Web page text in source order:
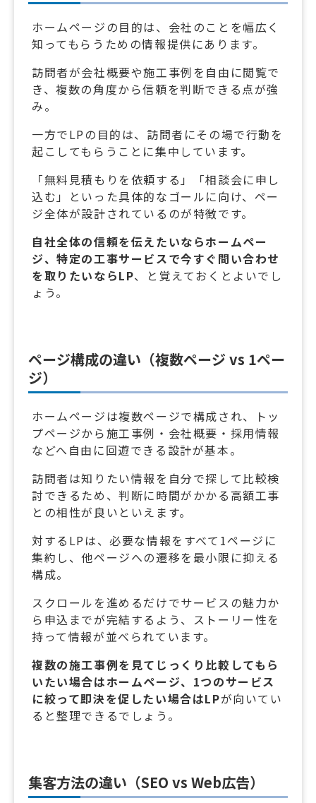
ホームページの目的は、会社のことを幅広く
知ってもらうための情報提供にあります。
訪問者が会社概要や施工事例を自由に閲覧で
き、複数の角度から信頼を判断できる点が強
み。
一方でLPの目的は、訪問者にその場で行動を
起こしてもらうことに集中しています。
「無料見積もりを依頼する」「相談会に申し
込む」といった具体的なゴールに向け、ペー
ジ全体が設計されているのが特徴です。
自社全体の信頼を伝えたいならホームペー
ジ、特定の工事サービスで今すぐ問い合わせ
を取りたいならLP、と覚えておくとよいでし
ょう。
ページ構成の違い（複数ページ vs 1ペー
ジ）
ホームページは複数ページで構成され、トッ
プページから施工事例・会社概要・採用情報
などへ自由に回遊できる設計が基本。
訪問者は知りたい情報を自分で探して比較検
討できるため、判断に時間がかかる高額工事
との相性が良いといえます。
対するLPは、必要な情報をすべて1ページに
集約し、他ページへの遷移を最小限に抑える
構成。
スクロールを進めるだけでサービスの魅力か
ら申込までが完結するよう、ストーリー性を
持って情報が並べられています。
複数の施工事例を見てじっくり比較してもら
いたい場合はホームページ、1つのサービス
に絞って即決を促したい場合はLPが向いてい
ると整理できるでしょう。
集客方法の違い（SEO vs Web広告）